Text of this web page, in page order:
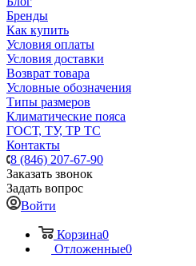
Бренды
Как купить
Условия оплаты
Условия доставки
Возврат товара
Условные обозначения
Типы размеров
Климатические пояса
ГОСТ, ТУ, ТР ТС
Контакты
8 (846) 207-67-90
Заказать звонок
Задать вопрос
Войти
Корзина0
Отложенные0